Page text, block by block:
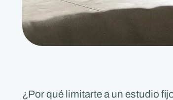
¿Por qué limitarte a un estudio